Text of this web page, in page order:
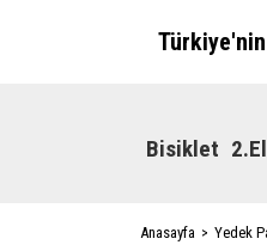
Bisiklet
Anasayfa Yedek